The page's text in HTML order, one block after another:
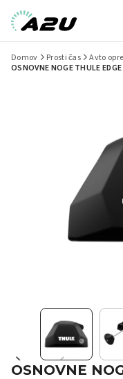
Domov Prosti čas Avto
OSNOVNE NOGE THULE
OSNOVNE